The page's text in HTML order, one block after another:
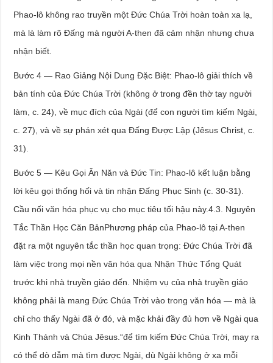
Phao-lô không rao truyền một Đức Chúa Trời hoàn toàn xa lạ,
mà là làm rõ Đấng mà người A-then đã cảm nhận nhưng chưa
nhận biết.
Bước 4 — Rao Giảng Nội Dung Đặc Biệt: Phao-lô giải thích về
bản tính của Đức Chúa Trời (không ở trong đền thờ tay người
làm, c. 24), về mục đích của Ngài (để con người tìm kiếm Ngài,
c. 27), và về sự phán xét qua Đấng Được Lập (Jêsus Christ, c.
31).
Bước 5 — Kêu Gọi Ăn Năn và Đức Tin: Phao-lô kết luận bằng
lời kêu gọi thống hối và tin nhận Đấng Phục Sinh (c. 30-31).
Cầu nối văn hóa phục vụ cho mục tiêu tối hậu này.4.3. Nguyên
Tắc Thần Học Căn BảnPhương pháp của Phao-lô tại A-then
đặt ra một nguyên tắc thần học quan trọng: Đức Chúa Trời đã
làm việc trong mọi nền văn hóa qua Nhận Thức Tổng Quát
trước khi nhà truyền giáo đến. Nhiệm vụ của nhà truyền giáo
không phải là mang Đức Chúa Trời vào trong văn hóa — mà là
chỉ cho thấy Ngài đã ở đó, và mặc khải đầy đủ hơn về Ngài qua
Kinh Thánh và Chúa Jêsus.“để tìm kiếm Đức Chúa Trời, may ra
có thể dò dẫm mà tìm được Ngài, dù Ngài không ở xa mỗi